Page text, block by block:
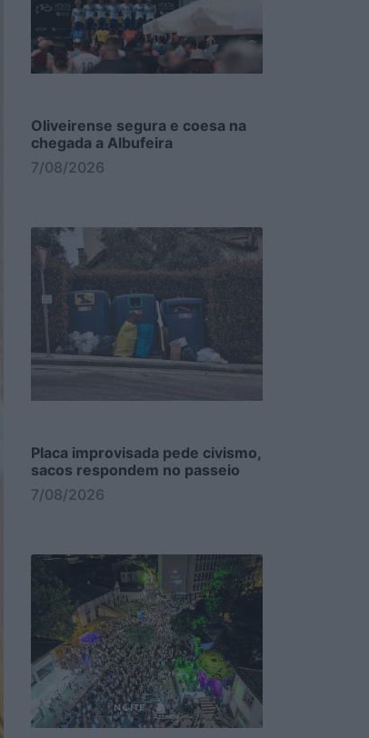
Oliveirense segura e coesa na
chegada a Albufeira
7/08/2026
Placa improvisada pede civismo,
sacos respondem no passeio
7/08/2026